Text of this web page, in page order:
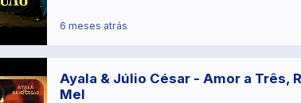
6 meses atrás
Ayala & Júlio César - Amor a Três,
Mel